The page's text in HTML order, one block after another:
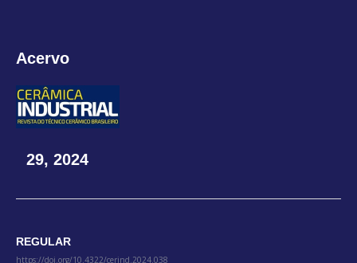
Acervo
29, 2024
REGULAR
https://doi.org/10.4322/cerind.2024.038